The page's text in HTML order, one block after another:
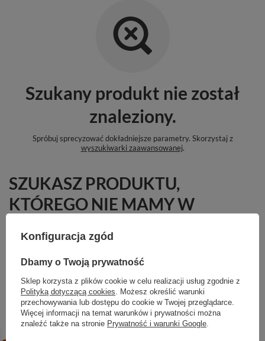
Szukany produkt nie został
znaleziony.
Spróbuj sprecyzować dokładniejsze parametry. Skorzystaj z
wyszukiwarki zaawansowanej.
SZUKASZ PRODUKTU,
KTÓREGO NIE MAMY W
naszym sklepie, możesz skorzystać ze specjalnego formularza i przesłać
zalogowany.
Konfiguracja zgód
Dbamy o Twoją prywatność
Sklep korzysta z plików cookie w celu realizacji usług zgodnie z
Polityką dotyczącą cookies . Możesz określić warunki
przechowywania lub dostępu do cookie w Twojej przeglądarce.
Więcej informacji na temat warunków i prywatności można
znaleźć także na stronie Prywatność i warunki Google